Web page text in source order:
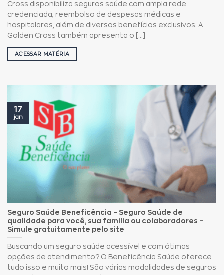
Cross disponibiliza seguros saúde com ampla rede
credenciada, reembolso de despesas médicas e
hospitalares, além de diversos benefícios exclusivos. A
Golden Cross também apresenta o [...]
ACESSAR MATÉRIA
Seguro Saúde Beneficência – Seguro Saúde de
qualidade para você, sua familia ou colaboradores –
Simule gratuitamente pelo site
Buscando um seguro saúde acessível e com ótimas
opções de atendimento? O Beneficência Saúde oferece
tudo isso e muito mais! São várias modalidades de seguros
17
jan